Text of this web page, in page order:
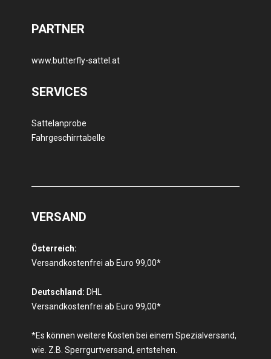
PARTNER
www.butterfly-sattel.at
SERVICES
Sattelanprobe
Fahrgeschirrtabelle
VERSAND
Österreich:
Versandkostenfrei ab Euro 99,00*
Deutschland: DHL
Versandkostenfrei ab Euro 99,00*
*Es können weitere Kosten bei einem Spezialversand,
wie. Z.B. Sperrgurtversand, entstehen.